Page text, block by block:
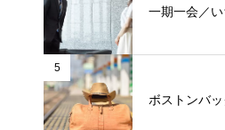
一期一会／い
5
ボストンバ